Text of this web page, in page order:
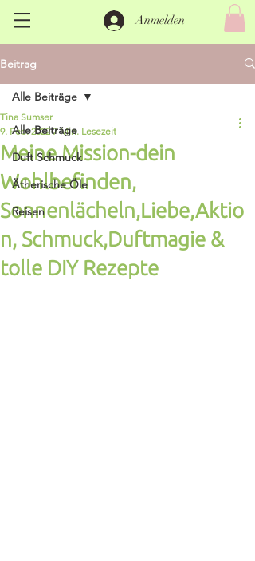
Anmelden
Beitrag
Alle Beiträge
Duft Schmuck
Ätherische Öle
Reisen
Alle Beiträge
Meine Mission-dein
Wohlbefinden,
Sonnenlächeln,Liebe,Aktio
n, Schmuck,Duftmagie &
tolle DIY Rezepte
Tina Sumser
9. Feb. 2022 7 Min. Lesezeit